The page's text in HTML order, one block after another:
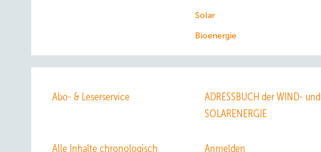
Solar
Bioenergie
Abo- & Leserservice
ADRESSBUCH der WIND- und
SOLARENERGIE
Alle Inhalte chronologisch Anmelden